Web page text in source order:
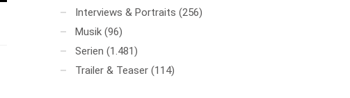
Interviews & Portraits (256)
Musik (96)
Serien (1.481)
Trailer & Teaser (114)